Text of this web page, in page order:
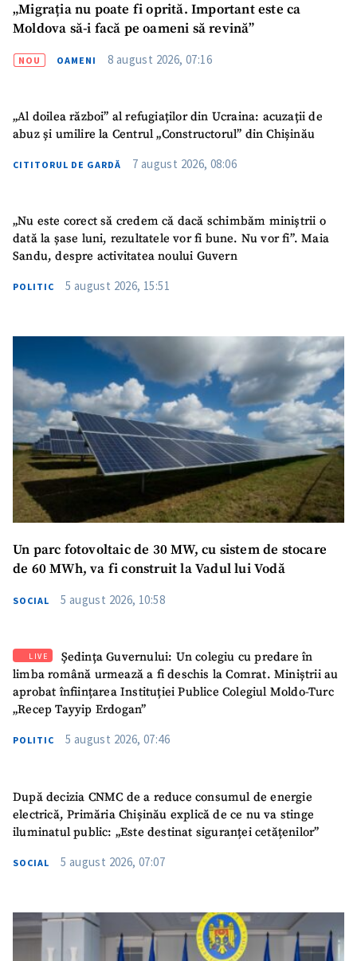
„Migrația nu poate fi oprită. Important este ca
Moldova să-i facă pe oameni să revină”
NOU OAMENI 8 august 2026, 07:16
„Al doilea război” al refugiaților din Ucraina: acuzații de
abuz și umilire la Centrul „Constructorul” din Chișinău
CITITORUL DE GARDĂ 7 august 2026, 08:06
„Nu este corect să credem că dacă schimbăm miniștrii o
dată la șase luni, rezultatele vor fi bune. Nu vor fi”. Maia
Sandu, despre activitatea noului Guvern
POLITIC 5 august 2026, 15:51
Un parc fotovoltaic de 30 MW, cu sistem de stocare
de 60 MWh, va fi construit la Vadul lui Vodă
SOCIAL 5 august 2026, 10:58
LIVE
Ședința Guvernului: Un colegiu cu predare în
limba română urmează a fi deschis la Comrat. Miniștrii au
aprobat înființarea Instituției Publice Colegiul Moldo-Turc
„Recep Tayyip Erdogan”
POLITIC 5 august 2026, 07:46
După decizia CNMC de a reduce consumul de energie
electrică, Primăria Chișinău explică de ce nu va stinge
iluminatul public: „Este destinat siguranței cetățenilor”
SOCIAL 5 august 2026, 07:07
Mesajul știrei
+ Mesajul știrei
Sursă anonimă
+ Numele meu
Telefon
+ Telefon personal
Am citit și sunt de
TRIMITE ȘTIREA